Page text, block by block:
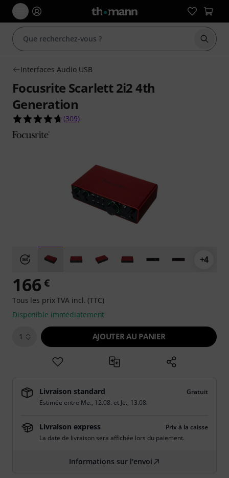
Interfaces Audio USB
Focusrite Scarlett 2i2 4th
Generation
4.7 étoiles sur 5 d'après 309 évaluations clients
(309)
+4
166 €
Tous les prix TVA incl. (TTC)
Disponible immédiatement
1 AJOUTER AU PANIER
Livraison standard
Gratuit
Estimée entre Me., 12.08. et Je., 13.08.
Livraison express
Prix à la caisse
La date de livraison sera affichée lors du paiement.
Informations sur l'envoi